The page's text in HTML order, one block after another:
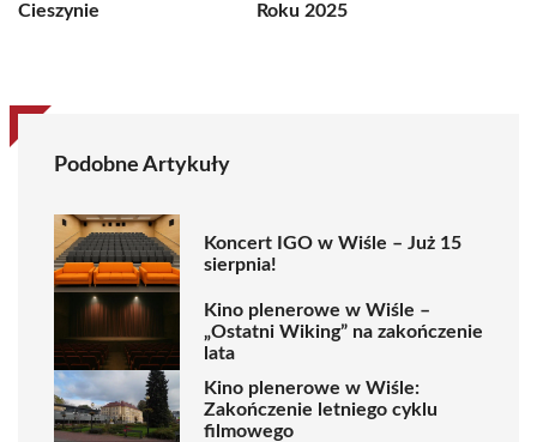
Cieszynie
Roku 2025
Podobne Artykuły
Koncert IGO w Wiśle – Już 15
sierpnia!
Kino plenerowe w Wiśle –
„Ostatni Wiking” na zakończenie
lata
Kino plenerowe w Wiśle:
Zakończenie letniego cyklu
filmowego